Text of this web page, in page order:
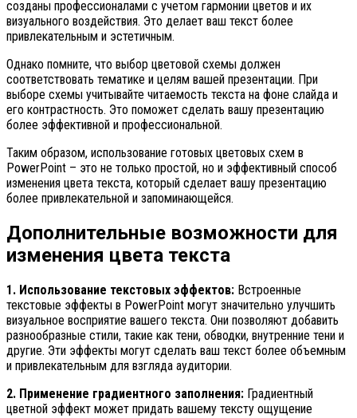
созданы профессионалами с учетом гармонии цветов и их
визуального воздействия. Это делает ваш текст более
привлекательным и эстетичным.
Однако помните, что выбор цветовой схемы должен
соответствовать тематике и целям вашей презентации. При
выборе схемы учитывайте читаемость текста на фоне слайда и
его контрастность. Это поможет сделать вашу презентацию
более эффективной и профессиональной.
Таким образом, использование готовых цветовых схем в
PowerPoint – это не только простой, но и эффективный способ
изменения цвета текста, который сделает вашу презентацию
более привлекательной и запоминающейся.
Дополнительные возможности для
изменения цвета текста
1. Использование текстовых эффектов: Встроенные
текстовые эффекты в PowerPoint могут значительно улучшить
визуальное восприятие вашего текста. Они позволяют добавить
разнообразные стили, такие как тени, обводки, внутренние тени и
другие. Эти эффекты могут сделать ваш текст более объемным
и привлекательным для взгляда аудитории.
2. Применение градиентного заполнения: Градиентный
цветной эффект может придать вашему тексту ощущение